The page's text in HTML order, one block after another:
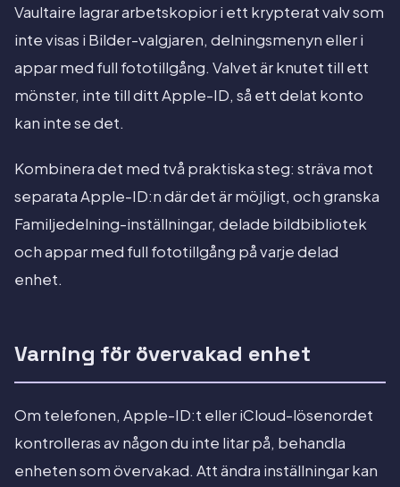
Vaultaire lagrar arbetskopior i ett krypterat valv som
inte visas i Bilder-valgjaren, delningsmenyn eller i
appar med full fototillgång. Valvet är knutet till ett
mönster, inte till ditt Apple-ID, så ett delat konto
kan inte se det.
Kombinera det med två praktiska steg: sträva mot
separata Apple-ID:n där det är möjligt, och granska
Familjedelning-inställningar, delade bildbibliotek
och appar med full fototillgång på varje delad
enhet.
Varning för övervakad enhet
Om telefonen, Apple-ID:t eller iCloud-lösenordet
kontrolleras av någon du inte litar på, behandla
enheten som övervakad. Att ändra inställningar kan